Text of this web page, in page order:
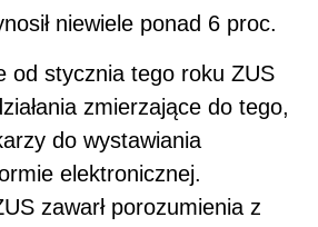
niewiele ponad 6 proc.
od stycznia tego roku ZUS
zmierzające do tego,
do wystawiania
elektronicznej.
zawarł porozumienia z